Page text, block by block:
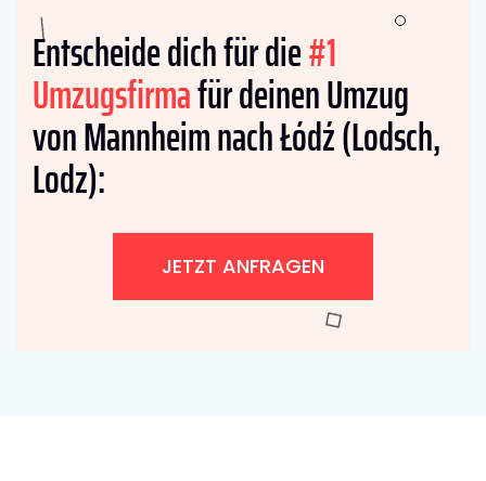
Entscheide dich für die#1
Umzugsfirmafür deinen Umzug
von Mannheim nach Łódź (Lodsch,
Lodz):
JETZT ANFRAGEN